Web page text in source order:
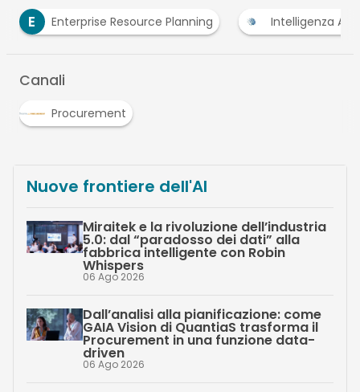
Resource Planning Intelligenza Artificiale
Canali
Procurement
Nuove frontiere dell'AI
Miraitek e la rivoluzione dell’industria
5.0: dal “paradosso dei dati” alla
fabbrica intelligente con Robin
Whispers
06 Ago 2026
Dall’analisi alla pianificazione: come
GAIA Vision di QuantiaS trasforma il
Procurement in una funzione data-
driven
06 Ago 2026